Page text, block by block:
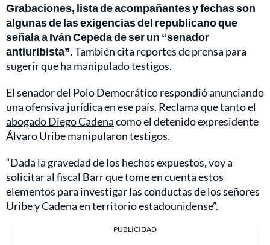
Grabaciones, lista de acompañantes y fechas son
algunas de las exigencias del republicano que
señala a Iván Cepeda de ser un “senador
antiuribista”.También cita reportes de prensa para
sugerir que ha manipulado testigos.
El senador del Polo Democrático respondió anunciando
una ofensiva jurídica en ese país. Reclama que tanto el
abogado Diego Cadenacomo el detenido expresidente
Álvaro Uribe manipularon testigos.
“Dada la gravedad de los hechos expuestos, voy a
solicitar al fiscal Barr que tome en cuenta estos
elementos para investigar las conductas de los señores
Uribe y Cadena en territorio estadounidense”.
PUBLICIDAD